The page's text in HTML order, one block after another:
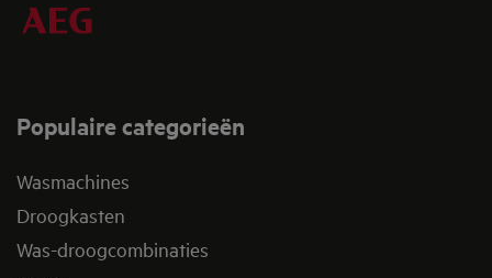
Populaire categorieën
Wasmachines
Droogkasten
Was-droogcombinaties